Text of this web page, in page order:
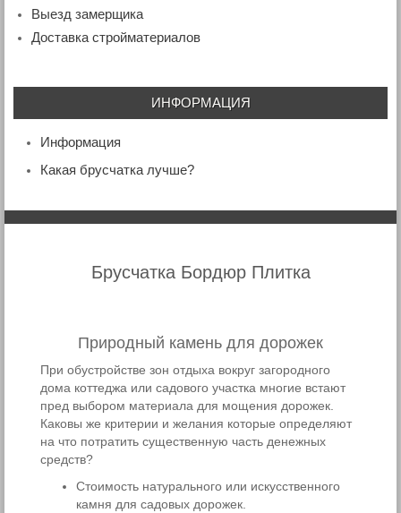
Выезд замерщика
Доставка стройматериалов
ИНФОРМАЦИЯ
Информация
Какая брусчатка лучше?
Брусчатка Бордюр Плитка
Природный камень для дорожек
При обустройстве зон отдыха вокруг загородного
дома коттеджа или садового участка многие встают
пред выбором материала для мощения дорожек.
Каковы же критерии и желания которые определяют
на что потратить существенную часть денежных
средств?
Стоимость натурального или искусственного
камня для садовых дорожек.